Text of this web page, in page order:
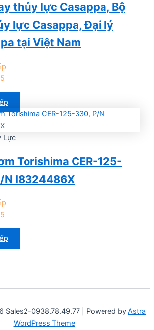
thủy lực Casappa, Bộ
lực Casappa, Đại lý
tại Việt Nam
5
Lực
Torishima CER-125-
N I8324486X
5
Sales2-0938.78.49.77 | Powered by Astra
WordPress Theme